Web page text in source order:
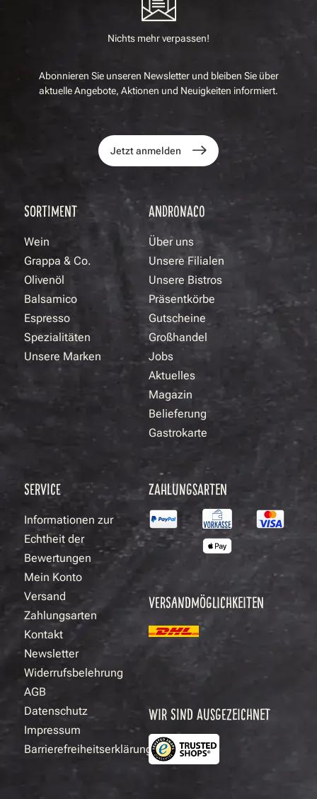
Nichts mehr verpassen!
Abonnieren Sie unseren Newsletter und bleiben Sie über
aktuelle Angebote, Aktionen und Neuigkeiten informiert.
Jetzt anmelden
SORTIMENT
Wein
Grappa & Co.
Olivenöl
Balsamico
Espresso
Spezialitäten
Unsere Marken
ANDRONACO
Über uns
Unsere Filialen
Unsere Bistros
Präsentkörbe
Gutscheine
Großhandel
Jobs
Aktuelles
Magazin
Belieferung
Gastrokarte
SERVICE
Informationen zur
Echtheit der
Bewertungen
Mein Konto
Versand
Zahlungsarten
Kontakt
Newsletter
Widerrufsbelehrung
AGB
Datenschutz
Impressum
Barrierefreiheitserklärung
ZAHLUNGSARTEN
VERSANDMÖGLICHKEITEN
WIR SIND AUSGEZEICHNET